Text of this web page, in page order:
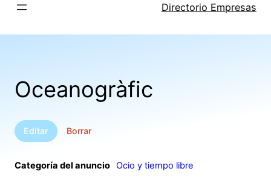
Saltar
Directorio Empresas
Oceanogràfic
Editar Borrar
Categoría del anuncio Ocio y tiempo libre